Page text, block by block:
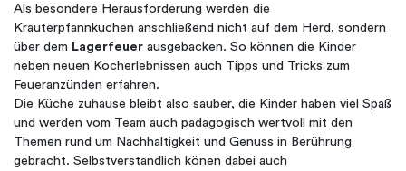
Als besondere Herausforderung werden die
Kräuterpfannkuchen anschließend nicht auf dem Herd, sondern
über dem Lagerfeuer ausgebacken. So können die Kinder
neben neuen Kocherlebnissen auch Tipps und Tricks zum
Feueranzünden erfahren.
Die Küche zuhause bleibt also sauber, die Kinder haben viel Spaß
und werden vom Team auch pädagogisch wertvoll mit den
Themen rund um Nachhaltigkeit und Genuss in Berührung
gebracht. Selbstverständlich könen dabei auch